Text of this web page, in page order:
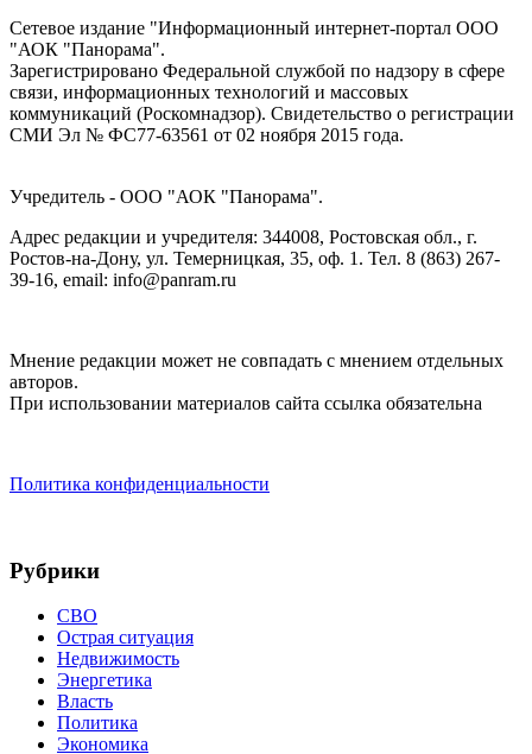
Сетевое издание "Информационный интернет-портал ООО
"АОК "Панорама".
Зарегистрировано Федеральной службой по надзору в сфере
связи, информационных технологий и массовых
коммуникаций (Роскомнадзор). Cвидетельство о регистрации
СМИ Эл № ФС77-63561 от 02 ноября 2015 года.
Учредитель - ООО "АОК "Панорама".
Адрес редакции и учредителя: 344008, Ростовская обл., г.
Ростов-на-Дону, ул. Темерницкая, 35, оф. 1. Тел. 8 (863) 267-
39-16, email: info@panram.ru
Мнение редакции может не совпадать с мнением отдельных
авторов.
При использовании материалов сайта ссылка обязательна
Политика конфиденциальности
Рубрики
СВО
Острая ситуация
Недвижимость
Энергетика
Власть
Политика
Экономика